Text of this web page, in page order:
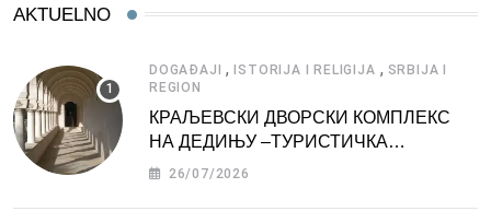
AKTUELNO
DOGAĐAJI ,ISTORIJA I RELIGIJA , SRBIJA I
REGION
КРАЉЕВСКИ ДВОРСКИ КОМПЛЕКС
НА ДЕДИЊУ –ТУРИСТИЧКА
АТРАКЦИЈА
26/07/2026